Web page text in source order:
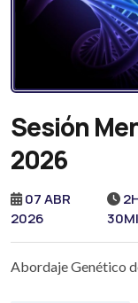
Sesión
2026
07 ABR
2026
Abordaje Genético